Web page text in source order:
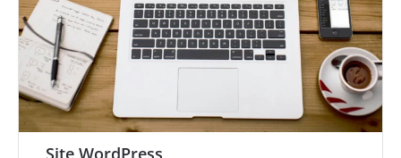
Site WordPress